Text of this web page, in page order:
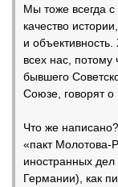
Мы тоже всегда с
качество
и
всех нас, потому
бывшего
Союзе, говорят о
Что же
«пакт Молотова-
иностранных
Германии), как